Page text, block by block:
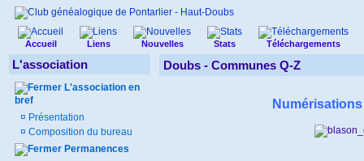
Accueil Liens Nouvelles Stats Téléchargements
L'association
L'association en
bref
¤ Présentation
¤ Composition du bureau
Permanences
Doubs - Communes Q-Z